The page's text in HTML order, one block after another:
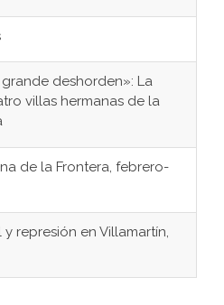
deshorden»: La
villas hermanas de la
de la Frontera, febrero-
y represión en Villamartín,